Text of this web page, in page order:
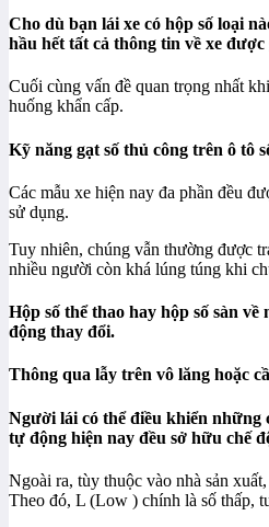
Cho dù bạn lái xe có hộp số loại
hầu hết tất cả thông tin về xe
Cuối cùng vấn đề quan trọng nhất
huống khẩn cấp.
Kỹ năng gạt số thủ công trên ô tô
Các mẫu xe hiện nay đa phần đều
sử dụng.
Tuy nhiên, chúng vẫn thường được
nhiều người còn khá lúng túng khi
Hộp số thể thao hay hộp số sàn
động thay đổi.
Thông qua lẫy trên vô lăng hoặc
Người lái có thể điều khiển những
tự động hiện nay đều sở hữu chế
Ngoài ra, tùy thuộc vào nhà sản
Theo đó, L (Low ) chính là số thấp,